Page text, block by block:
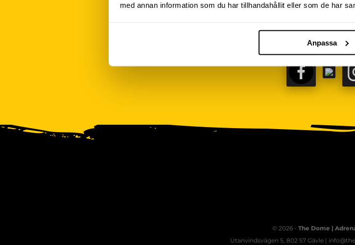
med annan information som du har tillhandahållit eller som de har
Anpassa
FÖLJ OSS PÅ
FACEBOOKTIKTOK
© 2026 - The Dome |
Utanvindsvägen 5, 802 57 Gävle |